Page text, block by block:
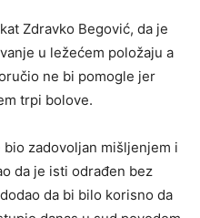
Zdravko Begović, da je
u ležećem položaju a
ne bi pomogle jer
trpi bolove.
zadovoljan mišljenjem i
da je isti odrađen bez
da bi bilo korisno da